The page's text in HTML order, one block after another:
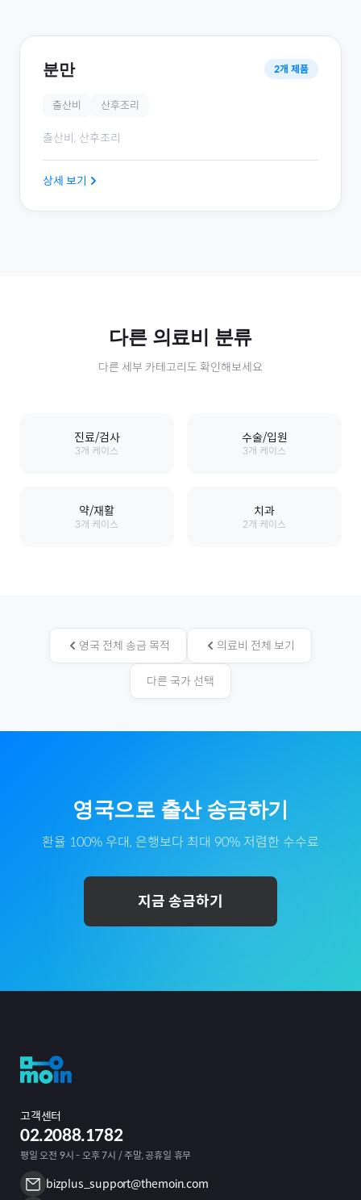
분만 2개 제품
출산비 산후조리
출산비, 산후조리
상세 보기
다른 의료비 분류
다른 세부 카테고리도 확인해보세요
진료/검사
3개 케이스
수술/입원
3개 케이스
약/재활
3개 케이스
치과
2개 케이스
영국 전체 송금 목적 의료비 전체 보기
다른 국가 선택
영국으로 출산 송금하기
환율 100% 우대, 은행보다 최대 90% 저렴한 수수료
지금 송금하기
고객센터
02.2088.1782
평일 오전 9시 - 오후 7시 / 주말, 공휴일 휴무
bizplus_support@themoin.com